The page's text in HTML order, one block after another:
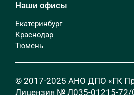
Наши офисы
Екатеринбург
Краснодар
Тюмень
© 2017-2025 АНО ДПО «ГК
Лицензия № Л035-01215-72/